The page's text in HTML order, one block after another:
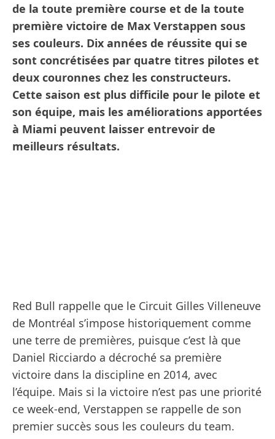
de la toute première course et de la toute
première victoire de Max Verstappen sous
ses couleurs. Dix années de réussite qui se
sont concrétisées par quatre titres pilotes et
deux couronnes chez les constructeurs.
Cette saison est plus difficile pour le pilote et
son équipe, mais les améliorations apportées
à Miami peuvent laisser entrevoir de
meilleurs résultats.
Red Bull rappelle que le Circuit Gilles Villeneuve
de Montréal s’impose historiquement comme
une terre de premières, puisque c’est là que
Daniel Ricciardo a décroché sa première
victoire dans la discipline en 2014, avec
l’équipe. Mais si la victoire n’est pas une priorité
ce week-end, Verstappen se rappelle de son
premier succès sous les couleurs du team.